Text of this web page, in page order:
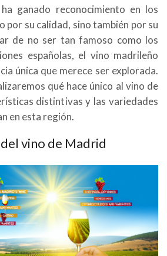
ganado reconocimiento en los
por su calidad, sino también por su
de no ser tan famoso como los
españolas, el vino madrileño
única que merece ser explorada.
qué hace único al vino de
distintivas y las variedades
en esta región.
vino de Madrid